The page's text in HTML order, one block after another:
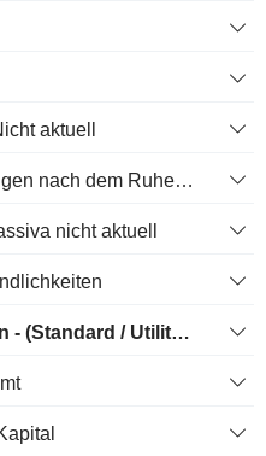
aktuell
Renten & andere Leistungen nach dem Ruhestand
nicht aktuell
Gesamtverbindlichkeiten - (Standard / Utility Vorlage)